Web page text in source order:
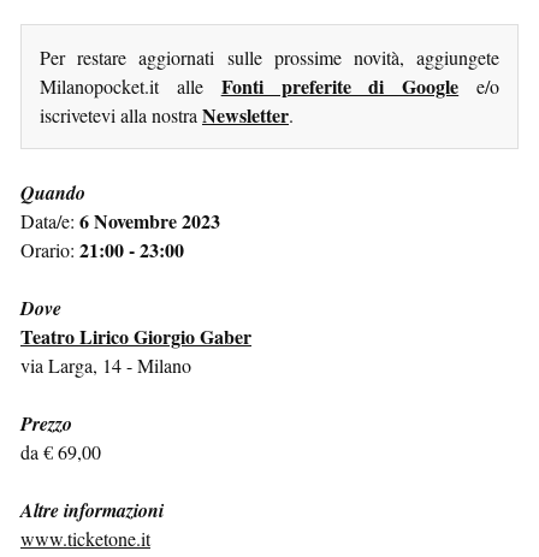
Per restare aggiornati sulle prossime novità, aggiungete
Milanopocket.it alle Fonti preferite di Google e/o
iscrivetevi alla nostra Newsletter.
Quando
Data/e: 6 Novembre 2023
Orario: 21:00 - 23:00
Dove
Teatro Lirico Giorgio Gaber
via Larga, 14 - Milano
Prezzo
da € 69,00
Altre informazioni
www.ticketone.it